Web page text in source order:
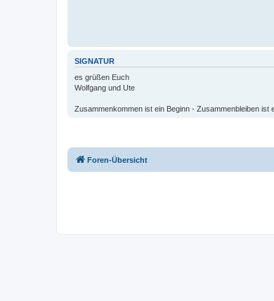
SIGNATUR
es grüßen Euch
Wolfgang und Ute
Zusammenkommen ist ein Beginn - Zusammenbleiben
Foren-Übersicht